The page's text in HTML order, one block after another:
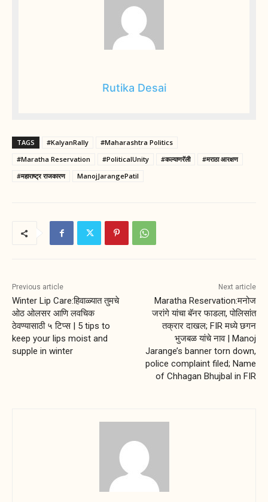
Rutika Desai
TAGS #KalyanRally
#Maharashtra Politics
#Maratha Reservation
#PoliticalUnity #कल्याणरॅली
#मराठा आरक्षण
#महाराष्ट्र राजकारण
ManojJarangePatil
Previous article
Winter Lip Care:हिवाळ्यात तुमचे
ओठ ओलसर आणि लवचिक
ठेवण्यासाठी ५ टिप्स | 5 tips to
keep your lips moist and
supple in winter
Next article
Maratha Reservation:मनोज
जरांगे यांचा बॅनर फाडला, पोलिसांत
तक्रार दाखल; FIR मध्ये छगन
भुजबळ यांचे नाव | Manoj
Jarange’s banner torn down,
police complaint filed; Name
of Chhagan Bhujbal in FIR